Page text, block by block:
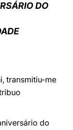
LATINE
DO
transmitiu-me
do